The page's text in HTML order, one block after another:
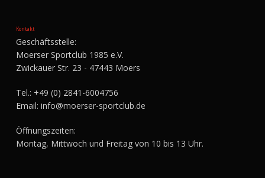
Kontakt
Geschäftsstelle:
Moerser Sportclub 1985 e.V.
Zwickauer Str. 23 - 47443 Moers
Tel.: +49 (0) 2841-6004756
Email: info@moerser-sportclub.de
Öffnungszeiten:
Montag, Mittwoch und Freitag von 10 bis 13 Uhr.